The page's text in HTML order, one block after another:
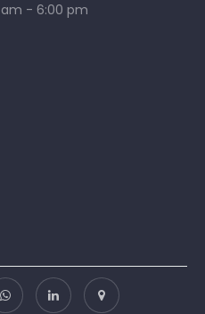
am - 6:00 pm